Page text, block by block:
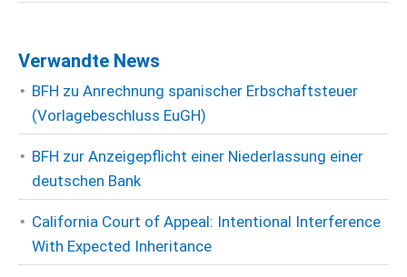
Verwandte News
BFH zu Anrechnung spanischer Erbschaftsteuer
(Vorlagebeschluss EuGH)
BFH zur Anzeigepflicht einer Niederlassung einer
deutschen Bank
California Court of Appeal: Intentional Interference
With Expected Inheritance